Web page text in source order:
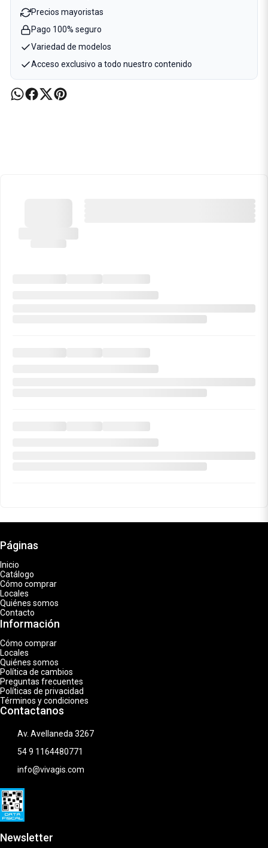
Precios mayoristas
Pago 100% seguro
Variedad de modelos
Acceso exclusivo a todo nuestro contenido
Páginas
Inicio
Catálogo
Cómo comprar
Locales
Quiénes somos
Contacto
Información
Cómo comprar
Locales
Quiénes somos
Política de cambios
Preguntas frecuentes
Políticas de privacidad
Términos y condiciones
Contactanos
Av. Avellaneda 3267
54 9 1164480771
info@vivagis.com
Newsletter